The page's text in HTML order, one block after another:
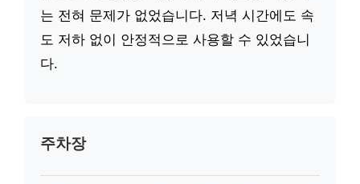
는 전혀 문제가 없었습니다. 저녁 시간에도 속
도 저하 없이 안정적으로 사용할 수 있었습니
다.
주차장